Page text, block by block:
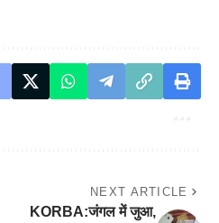
NEXT ARTICLE
KORBA:जंगल में जुआ,